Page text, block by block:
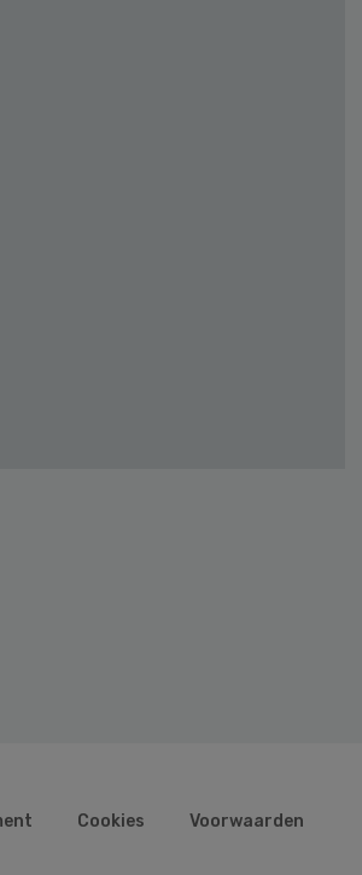
Cookies Voorwaarden